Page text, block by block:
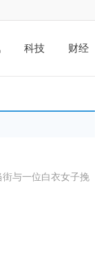
科技 财经
与一位白衣女子挽